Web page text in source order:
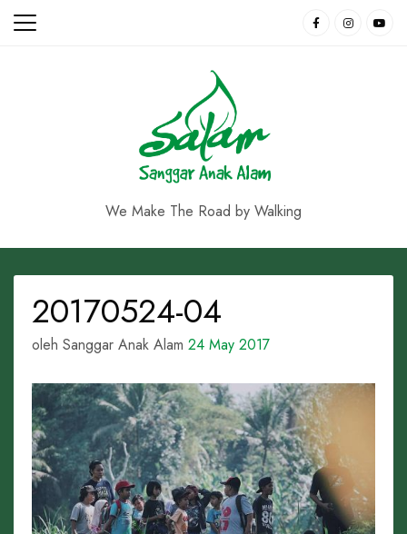
Skip
We Make The Road by Walking
20170524-04
oleh Sanggar Anak Alam 24 May 2017